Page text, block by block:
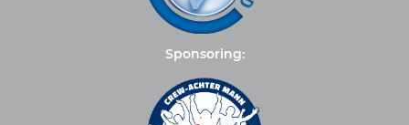
Sponsoring: